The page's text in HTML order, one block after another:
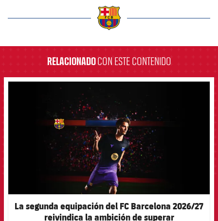
RELACIONADOCON ESTE CONTENIDO
La segunda equipación del FC Barcelona 2026/27
reivindica la ambición de superar